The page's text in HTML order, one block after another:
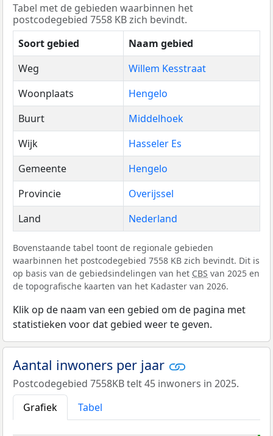
Tabel met de gebieden waarbinnen het
postcodegebied 7558 KB zich bevindt.
Soort gebied
Naam gebied
Weg
Willem Kesstraat
Woonplaats
Hengelo
Buurt
Middelhoek
Wijk
Hasseler Es
Gemeente
Hengelo
Provincie
Overijssel
Land
Nederland
Bovenstaande tabel toont de regionale gebieden
waarbinnen het postcodegebied 7558 KB zich bevindt. Dit is
op basis van de gebiedsindelingen van het CBS van 2025 en
de topografische kaarten van het Kadaster van 2026.
Klik op de naam van een gebied om de pagina met
statistieken voor dat gebied weer te geven.
Aantal inwoners per jaar
Postcodegebied 7558KB telt 45 inwoners in 2025.
Grafiek
Tabel